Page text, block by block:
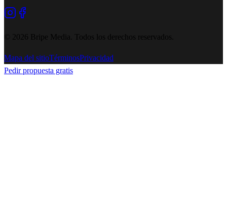
© 2026 Bripe Media. Todos los derechos reservados
Mapa del sitioTérminosPrivacidad
Pedir propuesta gratis